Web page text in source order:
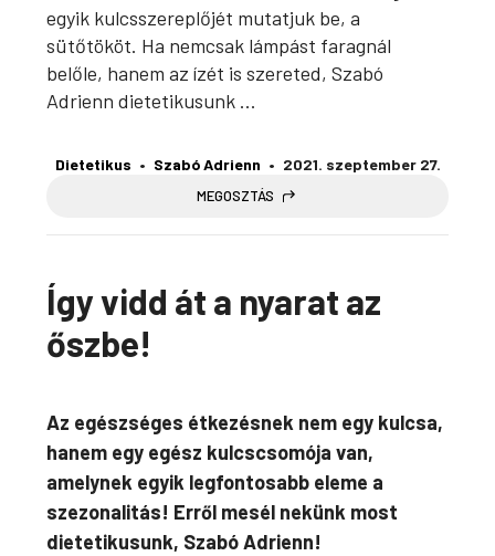
egyik kulcsszereplőjét mutatjuk be, a
sütőtököt. Ha nemcsak lámpást faragnál
belőle, hanem az ízét is szereted, Szabó
Adrienn dietetikusunk ...
Dietetikus Szabó Adrienn 2021. szeptember 27.
MEGOSZTÁS
Így vidd át a nyarat az
őszbe!
Az egészséges étkezésnek nem egy kulcsa,
hanem egy egész kulcscsomója van,
amelynek egyik legfontosabb eleme a
szezonalitás! Erről mesél nekünk most
dietetikusunk, Szabó Adrienn!